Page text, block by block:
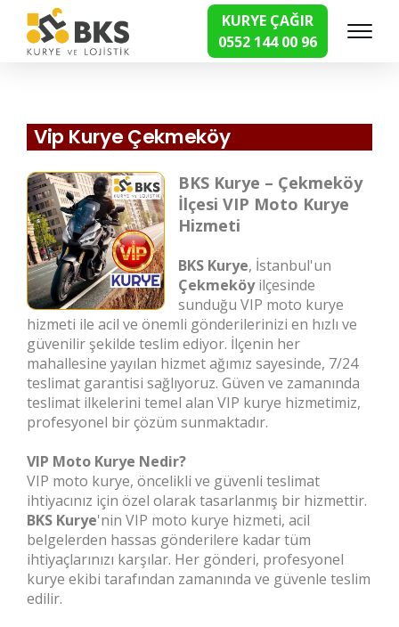
KURYE ÇAĞIR
0552 144 00 96
Hızlı Kurye Hizmetleri
Vip Kurye Çekmeköy
BKS Kurye – Çekmeköy
İlçesi VIP Moto Kurye
Hizmeti
BKS Kurye, İstanbul'un
Çekmeköyilçesinde
sunduğu VIP moto kurye
hizmeti ile acil ve önemli gönderilerinizi en hızlı ve
güvenilir şekilde teslim ediyor. İlçenin her
mahallesine yayılan hizmet ağımız sayesinde, 7/24
teslimat garantisi sağlıyoruz. Güven ve zamanında
teslimat ilkelerini temel alan VIP kurye hizmetimiz,
profesyonel bir çözüm sunmaktadır.
VIP Moto Kurye Nedir?
VIP moto kurye, öncelikli ve güvenli teslimat
ihtiyacınız için özel olarak tasarlanmış bir hizmettir.
BKS Kurye'nin VIP moto kurye hizmeti, acil
belgelerden hassas gönderilere kadar tüm
ihtiyaçlarınızı karşılar. Her gönderi, profesyonel
kurye ekibi tarafından zamanında ve güvenle teslim
edilir.